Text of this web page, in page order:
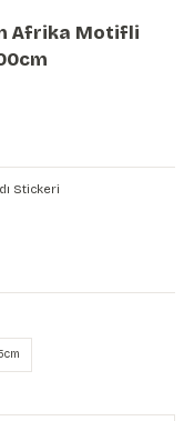
Afrika Motifli
Stickeri